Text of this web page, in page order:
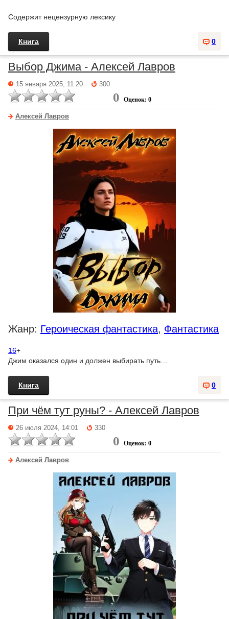
Содержит нецензурную лексику
0
Книга
Выбор Джима - Алексей Лавров
15 января 2025, 11:20 300
0 Оценок: 0
Алексей Лавров
Жанр: Героическая фантастика, Фантастика
16+
Джим оказался один и должен выбирать путь…
0
Книга
При чём тут руны? - Алексей Лавров
26 июля 2024, 14:01 330
0 Оценок: 0
Алексей Лавров